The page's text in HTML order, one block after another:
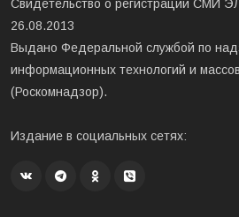
Свидетельство о регистрации СМИ
26.08.2013
Выдано Федеральной службой по
информационных технологий и
(Роскомнадзор).
Издание в социальных сетях: